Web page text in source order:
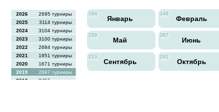
2026
2695 турниры
2025
3114 турниры
2024
3104 турниры
2023
3100 турниры
2022
2684 турниры
2021
1951 турниры
2020
1671 турниры
2019
2697 турниры
2018
2456 турниры
184
Январь
146
Февраль
259
Май
267
Июнь
223
Сентябрь
241
Октябрь